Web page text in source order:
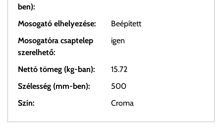
ben):
Mosogató elhelyezése:
Beépített
Mosogatóra csaptelep
szerelhető:
igen
Nettó tömeg (kg-ban):
15.72
Szélesség (mm-ben):
500
Szín:
Croma